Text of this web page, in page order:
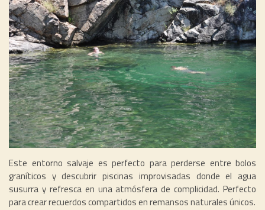
Este entorno salvaje es perfecto para perderse entre bolos
graníticos y descubrir piscinas improvisadas donde el agua
susurra y refresca en una atmósfera de complicidad. Perfecto
para crear recuerdos compartidos en remansos naturales únicos.